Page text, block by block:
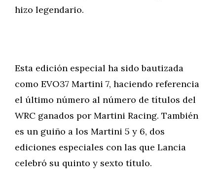
hizo legendario.
Esta edición especial ha sido bautizada
como EVO37 Martini 7, haciendo referencia
el último número al número de títulos del
WRC ganados por Martini Racing. También
es un guiño a los Martini 5 y 6, dos
ediciones especiales con las que Lancia
celebró su quinto y sexto título.